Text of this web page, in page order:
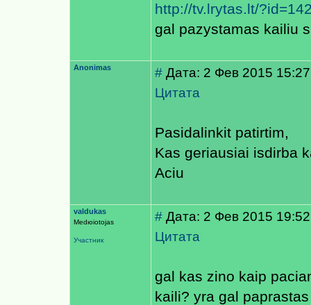
http://tv.lrytas.lt/
gal pazystamas kailiu
Anonimas # Дата: 2 Фев 2015 15:27
Цитата
Pasidalinkit patirtim,
Kas geriausiai isdirba
Aciu
valdukas
Medюiotojas
Участник
# Дата: 2 Фев 2015 19:52
Цитата
gal kas zino kaip
kaili? yra gal